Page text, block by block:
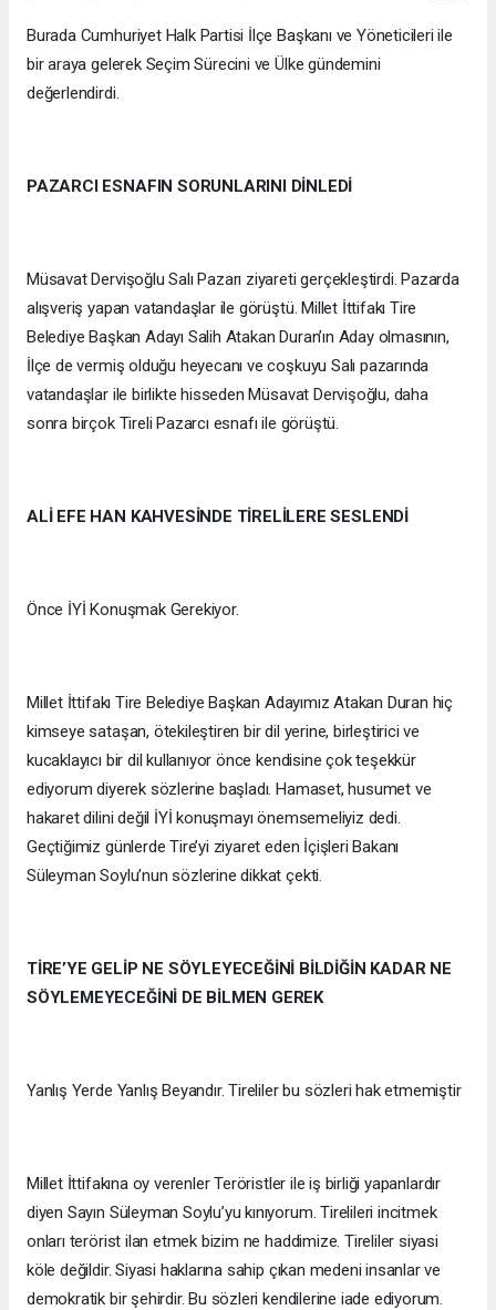
Burada Cumhuriyet Halk Partisi İlçe Başkanı ve Yöneticileri ile
bir araya gelerek Seçim Sürecini ve Ülke gündemini
değerlendirdi.
PAZARCI ESNAFIN SORUNLARINI DİNLEDİ
Müsavat Dervişoğlu Salı Pazarı ziyareti gerçekleştirdi. Pazarda
alışveriş yapan vatandaşlar ile görüştü. Millet İttifakı Tire
Belediye Başkan Adayı Salih Atakan Duran’ın Aday olmasının,
İlçe de vermiş olduğu heyecanı ve coşkuyu Salı pazarında
vatandaşlar ile birlikte hisseden Müsavat Dervişoğlu, daha
sonra birçok Tireli Pazarcı esnafı ile görüştü.
ALİ EFE HAN KAHVESİNDE TİRELİLERE SESLENDİ
Önce İYİ Konuşmak Gerekiyor.
Millet İttifakı Tire Belediye Başkan Adayımız Atakan Duran hiç
kimseye sataşan, ötekileştiren bir dil yerine, birleştirici ve
kucaklayıcı bir dil kullanıyor önce kendisine çok teşekkür
ediyorum diyerek sözlerine başladı. Hamaset, husumet ve
hakaret dilini değil İYİ konuşmayı önemsemeliyiz dedi.
Geçtiğimiz günlerde Tire’yi ziyaret eden İçişleri Bakanı
Süleyman Soylu’nun sözlerine dikkat çekti.
TİRE’YE GELİP NE SÖYLEYECEĞİNİ BİLDİĞİN KADAR NE
SÖYLEMEYECEĞİNİ DE BİLMEN GEREK
Yanlış Yerde Yanlış Beyandır. Tireliler bu sözleri hak etmemiştir
Millet İttifakına oy verenler Teröristler ile iş birliği yapanlardır
diyen Sayın Süleyman Soylu’yu kınıyorum. Tirelileri incitmek
onları terörist ilan etmek bizim ne haddimize. Tireliler siyasi
köle değildir. Siyasi haklarına sahip çıkan medeni insanlar ve
demokratik bir şehirdir. Bu sözleri kendilerine iade ediyorum.